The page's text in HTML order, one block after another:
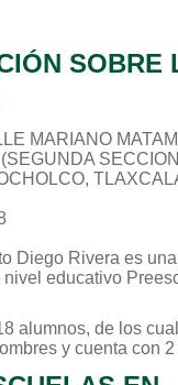
SOBRE
MARIANO
Diego Rivera es
nivel educativo
alumnos, de los
y cuenta con 2